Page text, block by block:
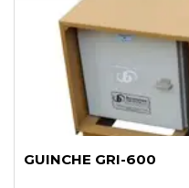
GUINCHE GRI-600